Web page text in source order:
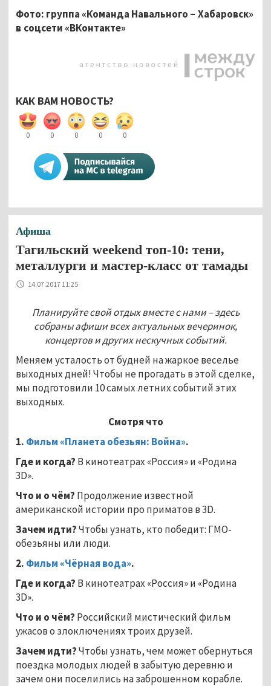
Фото: группа «Команда Навального – Хабаровск»
в соцсети «ВКонтакте»
КАК ВАМ НОВОСТЬ?
0 0 0 0 0
Афиша
Тагильский weekend топ-10: тени,
металлурги и мастер-класс от тамады
14.07.2017 11:25
Планируйте свой отдых вместе с нами – здесь
собраны афиши всех актуальных вечеринок,
концертов и других нескучных событий.
Меняем усталость от будней на жаркое веселье
выходных дней! Чтобы не прогадать в этой сделке,
мы подготовили 10 самых летних событий этих
выходных.
Смотря что
1. Фильм «Планета обезьян: Война».
Где и когда? В кинотеатрах «Россия» и «Родина
3D».
Что и о чём? Продолжение известной
американской истории про приматов в 3D.
Зачем идти?Чтобы узнать, кто победит: ГМО-
обезьяны или люди.
2. Фильм «Чёрная вода».
Где и когда? В кинотеатрах «Россия» и «Родина
3D».
Что и о чём? Российский мистический фильм
ужасов о злоключениях троих друзей.
Зачем идти?Чтобы узнать, чем может обернуться
поездка молодых людей в забытую деревню и
зачем они поселились на заброшенном корабле.